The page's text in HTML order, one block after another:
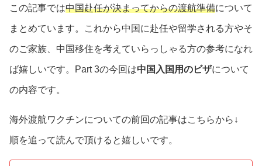
この記事では中国赴任が決まってからの渡航準備について
まとめています。これから中国に赴任や留学される方やそ
のご家族、中国移住を考えていらっしゃる方の参考になれ
ば嬉しいです。Part 3の今回は中国入国用のビザについて
の内容です。
海外渡航ワクチンについての前回の記事はこちらから↓
順を追って読んで頂けると嬉しいです。